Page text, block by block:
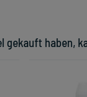
gekauft haben,